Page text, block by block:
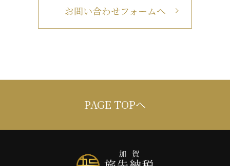
お問い合わせフォームへ
PAGE TOPへ